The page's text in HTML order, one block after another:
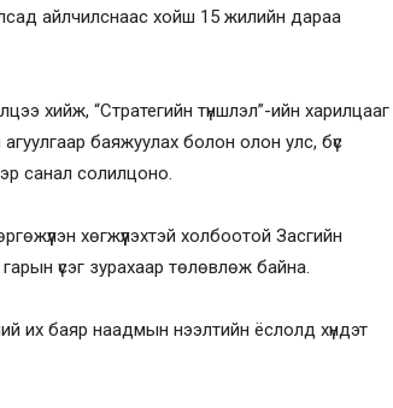
айлчилснаас хойш 15 жилийн дараа
хийж, “Стратегийн түншлэл”-ийн харилцааг
агуулгаар баяжуулах болон олон улс, бүс
санал солилцоно.
хөгжүүлэхтэй холбоотой Засгийн
үсэг зурахаар төлөвлөж байна.
их баяр наадмын нээлтийн ёслолд хүндэт